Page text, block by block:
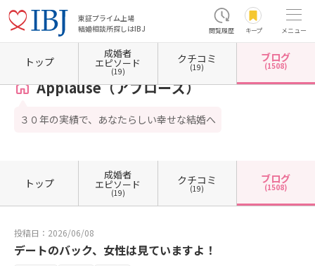
東証プライム上場
結婚相談所探しはIBJ
閲覧履歴 キープ メニュー
ホーム 鳥取県の結婚相談所 鳥取県鳥取市 Applause（アプローズ） カウンセラーブ
Applause（アプローズ）
３０年の実績で、あなたらしい幸せな結婚へ
トップ
成婚者
エピソード
(19)
クチコミ
(19)
ブログ
(1508)
トップ
成婚者
エピソード
(19)
クチコミ
(19)
ブログ
(1508)
投稿日：2026/06/08
デートのバック、女性は見ていますよ！